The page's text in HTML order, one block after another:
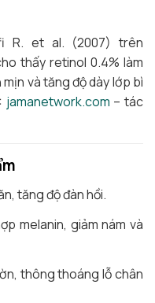
R. et al. (2007) trên
thấy retinol 0.4% làm
và tăng độ dày lớp bì
jamanetwork.com – tác
tăng độ đàn hồi.
melanin, giảm nám và
thông thoáng lỗ chân